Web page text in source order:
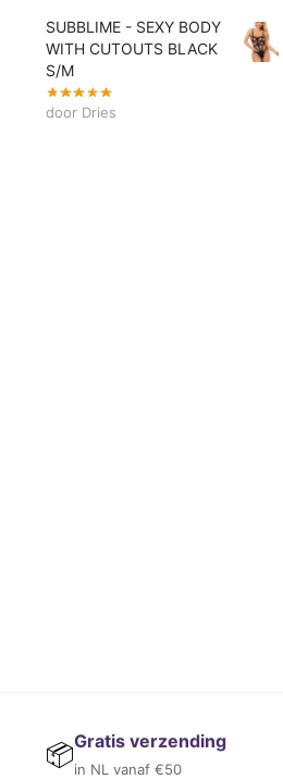
SUBBLIME - SEXY BODY
WITH CUTOUTS BLACK
S/M
door Dries
📦Gratis verzending
in NL vanaf €50